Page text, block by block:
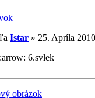
Istar » 25. Apríla
6.svlek